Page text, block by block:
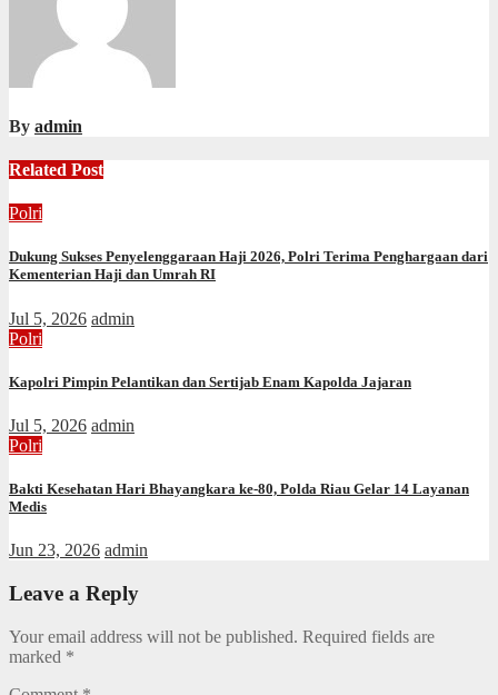
By admin
Related Post
Polri
Dukung Sukses Penyelenggaraan Haji 2026, Polri Terima Penghargaan dari
Kementerian Haji dan Umrah RI
Jul 5, 2026 admin
Polri
Kapolri Pimpin Pelantikan dan Sertijab Enam Kapolda Jajaran
Jul 5, 2026 admin
Polri
Bakti Kesehatan Hari Bhayangkara ke-80, Polda Riau Gelar 14 Layanan
Medis
Jun 23, 2026 admin
Leave a Reply
Your email address will not be published. Required fields are
marked *